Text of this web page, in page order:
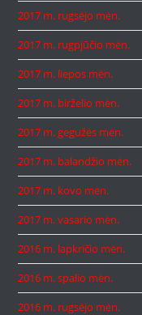
2017 m. rugsėjo mėn.
2017 m. rugpjūčio mėn.
2017 m. liepos mėn.
2017 m. birželio mėn.
2017 m. gegužės mėn.
2017 m. balandžio mėn.
2017 m. kovo mėn.
2017 m. vasario mėn.
2016 m. lapkričio mėn.
2016 m. spalio mėn.
2016 m. rugsėjo mėn.